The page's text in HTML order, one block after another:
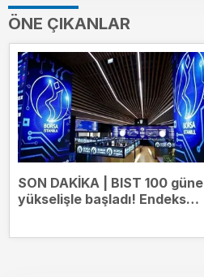
ÖNE ÇIKANLAR
SON DAKİKA | BIST 100 güne
yükselişle başladı! Endeks